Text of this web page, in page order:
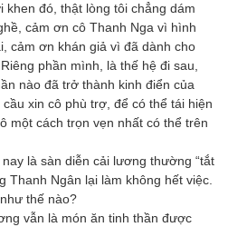
đó, thật lòng tôi chẳng dám
cảm ơn cô Thanh Nga vì hình
cảm ơn khán giả vì đã dành cho
phần mình, là thế hệ đi sau,
nào đã trở thành kinh điển của
xin cô phù trợ, để có thể tái hiện
một cách trọn vẹn nhất có thể trên
là sàn diễn cải lương thường “tắt
Thanh Ngân lại làm không hết việc.
thế nào?
vẫn là món ăn tinh thần được